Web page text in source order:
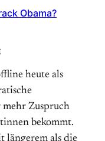
Obama?
heute als
mehr Zuspruch
bekommt.
längerem als die